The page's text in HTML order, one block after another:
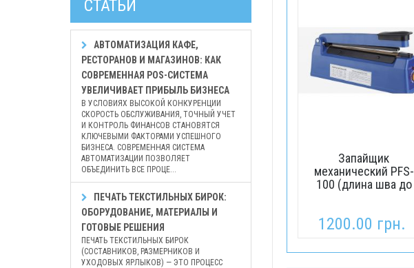
Запайщик
механический PFS-
100 (длина шва до
1200.00 грн.
СТАТЬИ
АВТОМАТИЗАЦИЯ КАФЕ,
РЕСТОРАНОВ И МАГАЗИНОВ: КАК
СОВРЕМЕННАЯ POS-СИСТЕМА
УВЕЛИЧИВАЕТ ПРИБЫЛЬ БИЗНЕСА
В УСЛОВИЯХ ВЫСОКОЙ КОНКУРЕНЦИИ
СКОРОСТЬ ОБСЛУЖИВАНИЯ, ТОЧНЫЙ УЧЕТ
И КОНТРОЛЬ ФИНАНСОВ СТАНОВЯТСЯ
КЛЮЧЕВЫМИ ФАКТОРАМИ УСПЕШНОГО
БИЗНЕСА. СОВРЕМЕННАЯ СИСТЕМА
АВТОМАТИЗАЦИИ ПОЗВОЛЯЕТ
ОБЪЕДИНИТЬ ВСЕ ПРОЦЕ...
ПЕЧАТЬ ТЕКСТИЛЬНЫХ БИРОК:
ОБОРУДОВАНИЕ, МАТЕРИАЛЫ И
ГОТОВЫЕ РЕШЕНИЯ
ПЕЧАТЬ ТЕКСТИЛЬНЫХ БИРОК
(СОСТАВНИКОВ, РАЗМЕРНИКОВ И
УХОДОВЫХ ЯРЛЫКОВ) — ЭТО ПРОЦЕСС